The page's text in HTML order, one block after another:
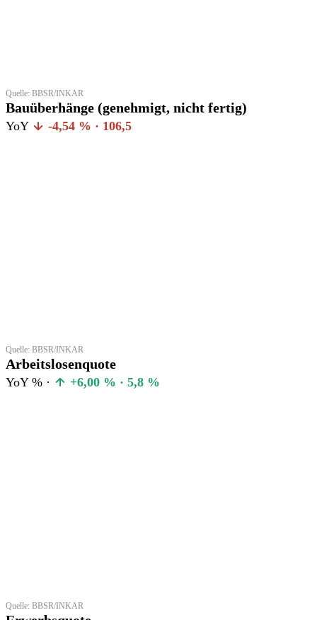
Quelle: BBSR/INKAR
Bauüberhänge (genehmigt, nicht fertig)
YoY -4,54 % · 106,5
Quelle: BBSR/INKAR
Arbeitslosenquote
YoY % · +6,00 % · 5,8 %
Quelle: BBSR/INKAR